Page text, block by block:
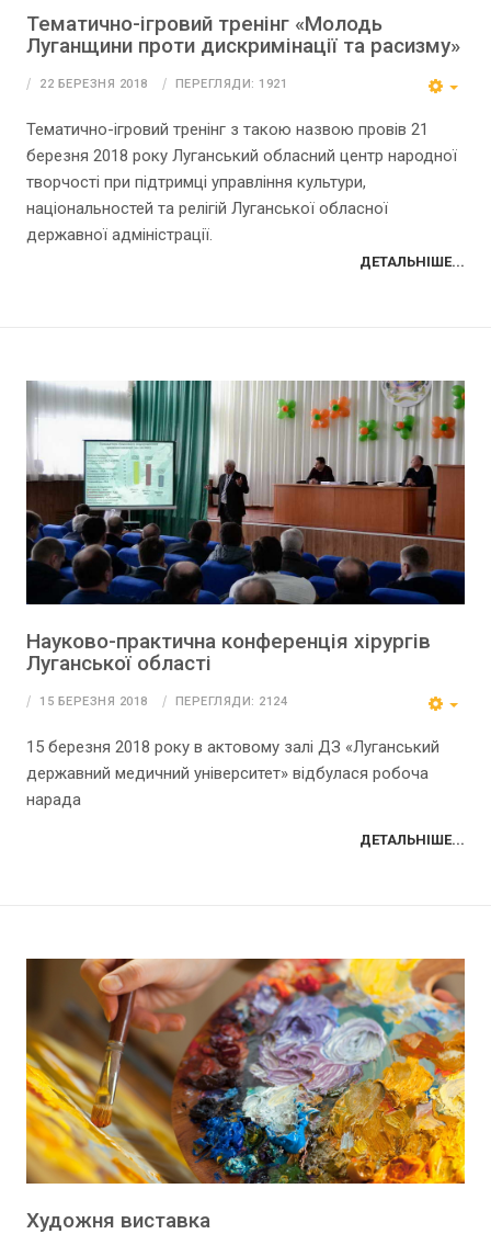
Тематично-ігровий тренінг «Молодь
Луганщини проти дискримінації та расизму»
22 БЕРЕЗНЯ 2018 ПЕРЕГЛЯДИ: 1921
Тематично-ігровий тренінг з такою назвою провів 21
березня 2018 року Луганський обласний центр народної
творчості при підтримці управління культури,
національностей та релігій Луганської обласної
державної адміністрації.
ДЕТАЛЬНІШЕ...
Науково-практична конференція хірургів
Луганської області
15 БЕРЕЗНЯ 2018 ПЕРЕГЛЯДИ: 2124
15 березня 2018 року в актовому залі ДЗ «Луганський
державний медичний університет» відбулася робоча
нарада
ДЕТАЛЬНІШЕ...
Художня виставка